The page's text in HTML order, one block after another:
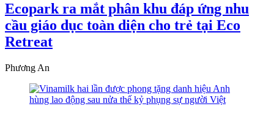
Ecopark ra mắt phân khu đáp ứng nhu
cầu giáo dục toàn diện cho trẻ tại Eco
Retreat
Phương An